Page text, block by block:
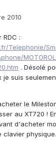
2010
:
Telephonie/
. Désolé
suis
le
au XT720 !
d'acheter
clavier physique.